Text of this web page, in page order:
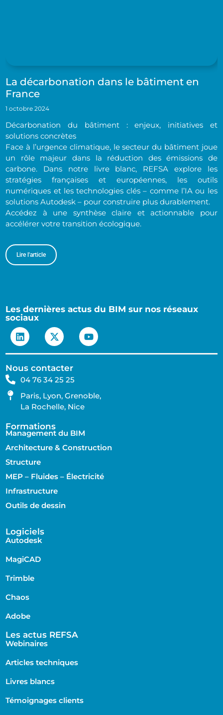
La décarbonation dans le bâtiment en
France
1 octobre 2024
Décarbonation du bâtiment : enjeux, initiatives et
solutions concrètes
Face à l’urgence climatique, le secteur du bâtiment joue
un rôle majeur dans la réduction des émissions de
carbone. Dans notre livre blanc, REFSA explore les
stratégies françaises et européennes, les outils
numériques et les technologies clés – comme l’IA ou les
solutions Autodesk – pour construire plus durablement.
Accédez à une synthèse claire et actionnable pour
accélérer votre transition écologique.
Lire l'article
Les dernières actus du BIM sur nos réseaux
sociaux
Nous contacter
04 76 34 25 25
Paris, Lyon, Grenoble,
La Rochelle, Nice
Formations
Management du BIM
Architecture & Construction
Structure
MEP – Fluides – Électricité
Infrastructure
Outils de dessin
Logiciels
Autodesk
MagiCAD
Trimble
Chaos
Adobe
Les actus REFSA
Webinaires
Articles techniques
Livres blancs
Témoignages clients